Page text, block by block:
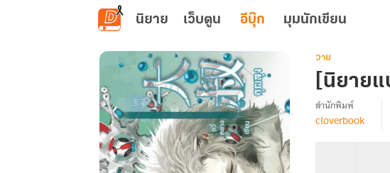
ข้ามไปยังเนื้อหาหลัก
นิยาย เว็บตูน อีบุ๊ก มุมนักเขียน
วาย
[นิยาย
เรื่อง[
สำนักพิมพ์
cloverbook